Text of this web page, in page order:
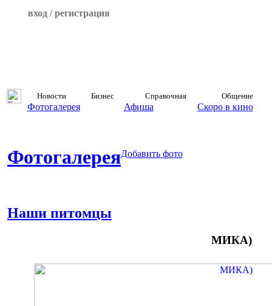
вход / регистрация
Новости Бизнес Справочная Общение
Фотогалерея Афиша Скоро в кино
ФотогалереяДобавить фото
Наши питомцы
МИКА)